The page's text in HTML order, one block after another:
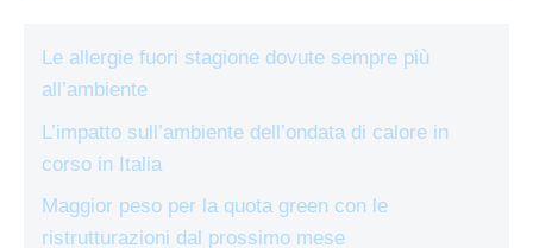
Le allergie fuori stagione dovute sempre più
all’ambiente
L’impatto sull’ambiente dell’ondata di calore in
corso in Italia
Maggior peso per la quota green con le
ristrutturazioni dal prossimo mese